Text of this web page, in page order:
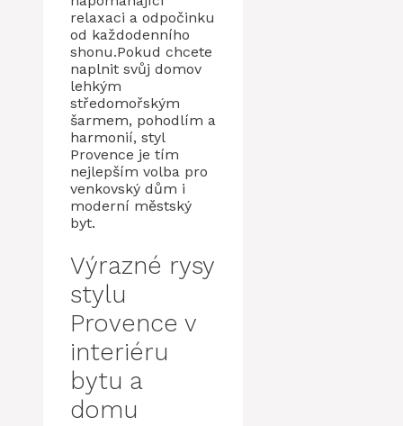
relaxaci a odpočinku
od každodenního
shonu.Pokud chcete
naplnit svůj domov
lehkým
středomořským
šarmem, pohodlím a
harmonií, styl
Provence je tím
nejlepším volba pro
venkovský dům i
moderní městský
byt.
Výrazné rysy
stylu
Provence v
interiéru
bytu a
domu